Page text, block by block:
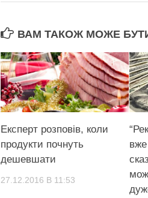
ВАМ ТАКОЖ МОЖЕ
Експерт розповів, коли
продукти почнуть
дешевшати
27.12.2016 В 11:53
вже